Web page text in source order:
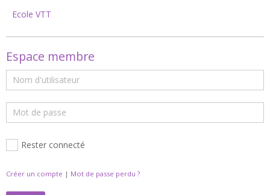
Ecole VTT
Espace membre
Rester connecté
Créer un compte | Mot de passe perdu ?